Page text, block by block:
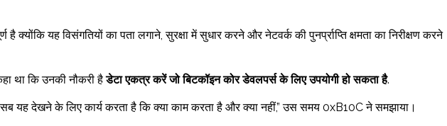
है क्योंकि यह विसंगतियों का पता लगाने, सुरक्षा में सुधार करने और नेटवर्क की पुनर्प्राप्ति क्षमता का निरीक्षण करने
था कि उनकी नौकरी हैडेटा एकत्र करें जो बिटकॉइन कोर डेवलपर्स के लिए उपयोगी हो सकता है.
यह देखने के लिए कार्य करता है कि क्या काम करता है और क्या नहीं,” उस समय 0xB10C ने समझाया।